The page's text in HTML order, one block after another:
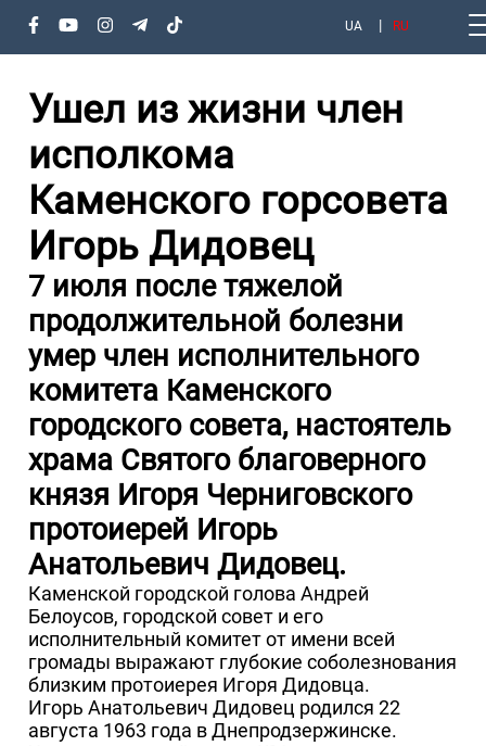
UA RU
Ушел из жизни член
исполкома
Каменского горсовета
Игорь Дидовец
7 июля после тяжелой
продолжительной болезни
умер член исполнительного
комитета Каменского
городского совета, настоятель
храма Святого благоверного
князя Игоря Черниговского
протоиерей Игорь
Анатольевич Дидовец.
Каменской городской голова Андрей
Белоусов, городской совет и его
исполнительный комитет от имени всей
громады выражают глубокие соболезнования
близким протоиерея Игоря Дидовца.
Игорь Анатольевич Дидовец родился 22
августа 1963 года в Днепродзержинске.